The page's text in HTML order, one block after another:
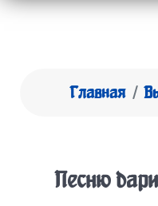
Главная
Песню